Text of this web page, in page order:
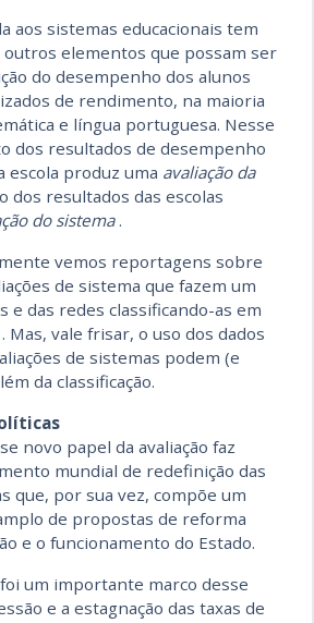
aos sistemas educacionais tem
outros elementos que possam ser
do desempenho dos alunos
de rendimento, na maioria
e língua portuguesa. Nesse
dos resultados de desempenho
escola produz uma avaliação da
dos resultados das escolas
do sistema.
vemos reportagens sobre
de sistema que fazem um
e das redes classificando-as em
Mas, vale frisar, o uso dos dados
de sistemas podem (e
da classificação.
novo papel da avaliação faz
mundial de redefinição das
que, por sua vez, compõe um
de propostas de reforma
e o funcionamento do Estado.
um importante marco desse
e a estagnação das taxas de